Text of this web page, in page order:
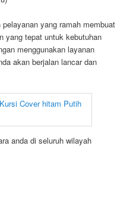
yang ramah membuat
yang tepat untuk kebutuhan
menggunakan layanan
akan berjalan lancar dan
anda di seluruh wilayah